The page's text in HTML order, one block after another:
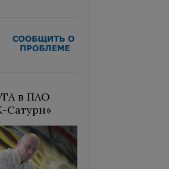
в ПАО
Сатурн»